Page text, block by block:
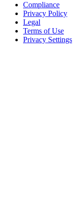
Compliance
Privacy Policy
Legal
Terms of Use
Privacy Settings